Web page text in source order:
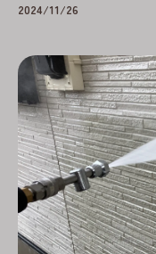
2024/11/26